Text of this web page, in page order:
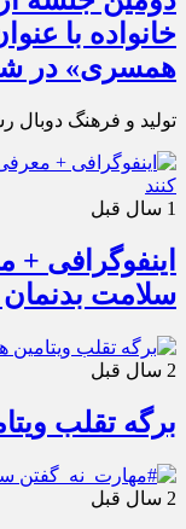
خانواده با
همسری» در
تولید و فرهنگ دوبال
1 سال قبل
اینفوگرافی +
سلامت
2 سال قبل
برگه تقلب
2 سال قبل